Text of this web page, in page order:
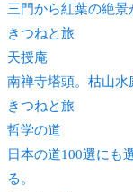
三門から紅葉の絶景
きつねと旅
天授庵
南禅寺塔頭。枯山水
きつねと旅
哲学の道
日本の道100選にも
る。